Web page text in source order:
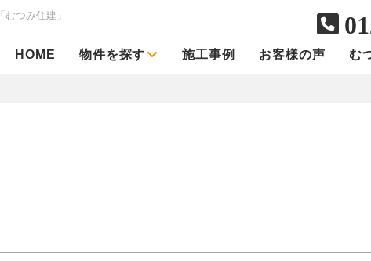
「むつみ住建」
HOME 物件を探す 施工事例 お客様の声 む